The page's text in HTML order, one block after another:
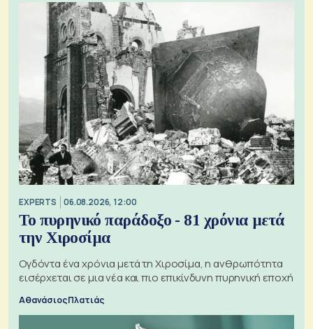
EXPERTS 06.08.2026, 12:00
Το πυρηνικό παράδοξο - 81 χρόνια μετά
την Χιροσίμα
Ογδόντα ένα χρόνια μετά τη Χιροσίμα, η ανθρωπότητα
εισέρχεται σε μια νέα και πιο επικίνδυνη πυρηνική εποχή
Αθανάσιος Πλατιάς